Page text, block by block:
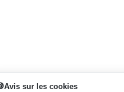
Avis sur les cookies